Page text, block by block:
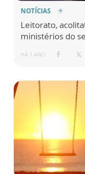
NOTÍCIAS
Leitorato,
ministérios do
HÁ 1 ANO